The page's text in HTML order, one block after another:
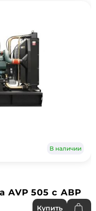
В наличии
AVP 505 с АВР
Купить